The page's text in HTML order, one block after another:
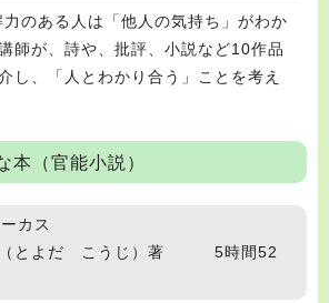
のある人は「他人の気持ち」がわか
師が、詩や、批評、小説など10作品
し、「人とわかり合う」ことを考え
本（官能小説）
カス
とよだ こうじ）著 5時間52